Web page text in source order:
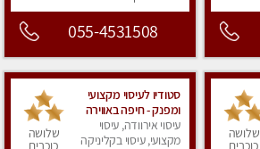
055-4531508
שלושה
כוכבים
סטודיו לעיסוי מקצועי
ומפנק - חיפה באווירה
נעימה ושקטה
עיסוי אירוודה, עיסוי
מקצועי, עיסוי בקליניקה
שלושה
כוכבים